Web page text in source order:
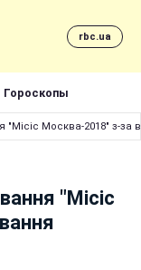
rbc.ua
Гороскопы
"Місіс Москва-2018" з-за
"Місіс